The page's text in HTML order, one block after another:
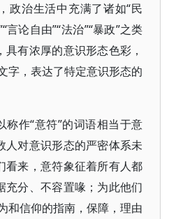
政治生活中充满了诸如“民
言论自由”“法治”“暴政”之类
有浓厚的意识形态色彩，
字，表达了特定意识形态的
称作“意符”的词语相当于意
人对意识形态的严密体系未
看来，意符象征着所有人都
充分、不容置喙；为此他们
和信仰的指南，保障，理由